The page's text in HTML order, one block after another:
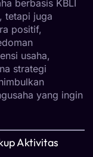
berbasis KBLI
tetapi juga
positif,
usaha,
strategi
yang ingin
Aktivitas